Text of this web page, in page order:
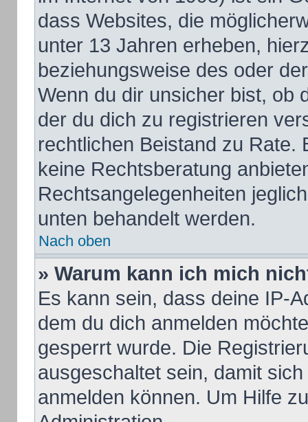
dass Websites, die
unter 13 Jahren erheben,
beziehungsweise des oder
Wenn du dir unsicher bist, ob
der du dich zu registrieren
rechtlichen Beistand zu Rate.
keine Rechtsberatung
Rechtsangelegenheiten
unten behandelt werden.
Nach oben
» Warum kann ich mich
Es kann sein, dass deine IP-
dem du dich anmelden
gesperrt wurde. Die
ausgeschaltet sein, damit
anmelden können. Um Hilfe